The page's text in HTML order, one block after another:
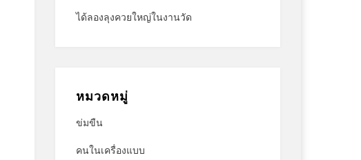
ได้ลองลุงควยใหญ่ในงานวัด
หมวดหมู่
ข่มขืน
คนในเครื่องแบบ